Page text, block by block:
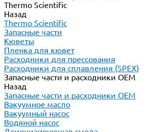
Thermo Scientific
Назад
Thermo Scientific
Запасные части
Кюветы
Пленка для кювет
Расходники для прессования
Расходники для сплавления (SPEX)
Запасные части и расходники ОЕМ
Назад
Запасные части и расходники ОЕМ
Вакуумное масло
Вакуумный насос
Водяной насос